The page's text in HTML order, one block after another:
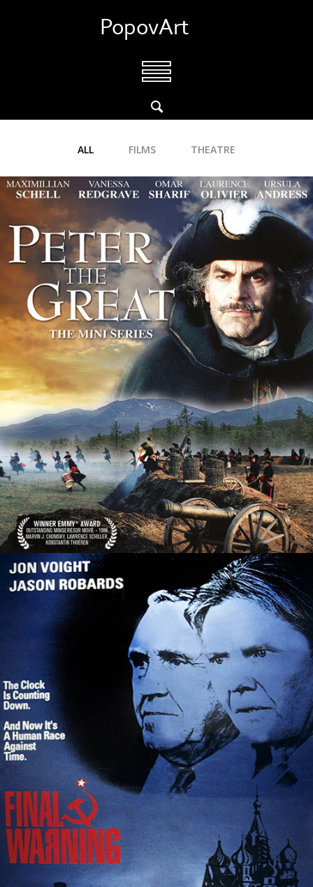
ALL FILMS THEATRE